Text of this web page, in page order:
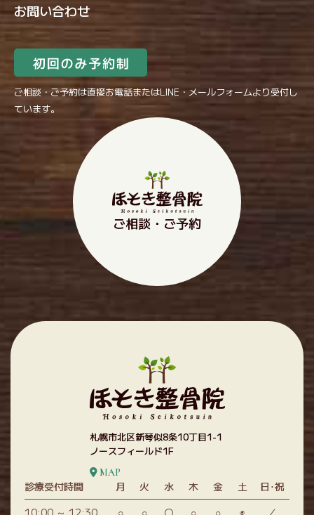
お問い合わせ
ご相談・ご予約は直接お電話またはLINE・メールフォームより受付し
ています。
ご相談・ご予約
札幌市北区新琴似8条10丁目1-1
ノースフィールド1F
MAP
診療受付時間 月 火 水 木 金 土
日･祝
10:00 ～ 12:30
○ ○ 〇 ○ ○ ◉ ／